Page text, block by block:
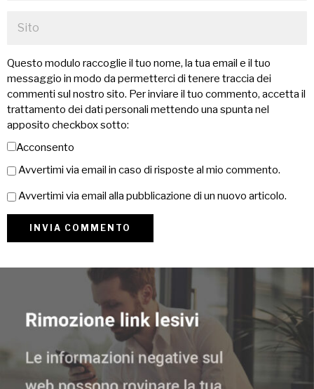
Questo modulo raccoglie il tuo nome, la tua email e il tuo
messaggio in modo da permetterci di tenere traccia dei
commenti sul nostro sito. Per inviare il tuo commento, accetta il
trattamento dei dati personali mettendo una spunta nel
apposito checkbox sotto:
Acconsento
Avvertimi via email in caso di risposte al mio commento.
Avvertimi via email alla pubblicazione di un nuovo articolo.